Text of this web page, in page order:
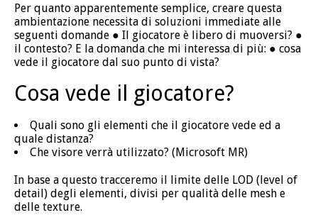
Per quanto apparentemente semplice, creare questa
ambientazione necessita di soluzioni immediate alle
seguenti domande ● Il giocatore è libero di muoversi? ●
il contesto? E la domanda che mi interessa di più: ● cosa
vede il giocatore dal suo punto di vista?
Cosa vede il giocatore?
Quali sono gli elementi che il giocatore vede ed a
quale distanza?
Che visore verrà utilizzato? (Microsoft MR)
In base a questo tracceremo il limite delle LOD (level of
detail) degli elementi, divisi per qualità delle mesh e
delle texture.